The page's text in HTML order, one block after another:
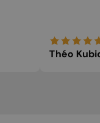
Théo